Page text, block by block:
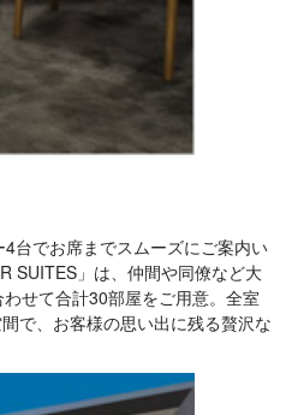
台でお席までスムーズにご案内い
SUITES」は、仲間や同僚など大
せて合計30部屋をご用意。全室
で、お客様の思い出に残る贅沢な